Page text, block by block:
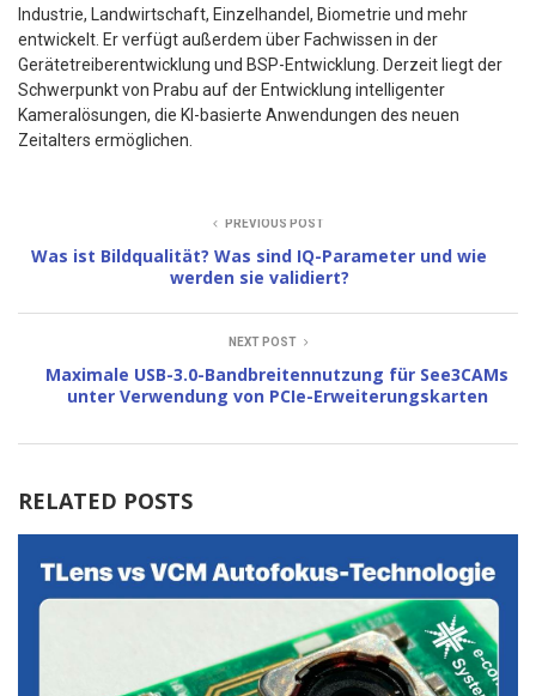
Industrie, Landwirtschaft, Einzelhandel, Biometrie und mehr
entwickelt. Er verfügt außerdem über Fachwissen in der
Gerätetreiberentwicklung und BSP-Entwicklung. Derzeit liegt der
Schwerpunkt von Prabu auf der Entwicklung intelligenter
Kameralösungen, die KI-basierte Anwendungen des neuen
Zeitalters ermöglichen.
PREVIOUS POST
Was ist Bildqualität? Was sind IQ-Parameter und wie
werden sie validiert?
NEXT POST
Maximale USB-3.0-Bandbreitennutzung für See3CAMs
unter Verwendung von PCIe-Erweiterungskarten
RELATED POSTS